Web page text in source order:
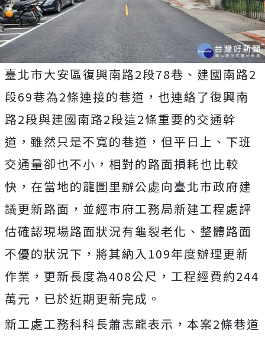
臺北市大安區復興南路2段78巷、建國南路2
段69巷為2條連接的巷道，也連絡了復興南
路2段與建國南路2段這2條重要的交通幹
道，雖然只是不寬的巷道，但平日上、下班
交通量卻也不小，相對的路面損耗也比較
快，在當地的龍圖里辦公處向臺北市政府建
議更新路面，並經市府工務局新建工程處評
估確認現場路面狀況有龜裂老化、整體路面
不優的狀況下，將其納入109年度辦理更新
作業，更新長度為408公尺，工程經費約244
萬元，已於近期更新完成。
新工處工務科科長蕭志龍表示，本案2條巷道